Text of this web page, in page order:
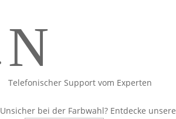
N
Telefonischer Support vom Experten
Unsicher bei der Farbwahl? Entdecke unsere